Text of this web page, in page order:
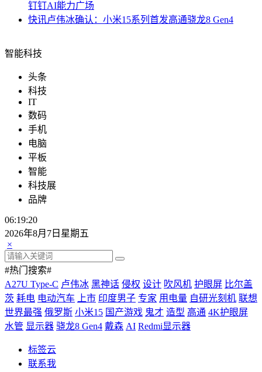
钉钉AI能力广场
快讯卢伟冰确认：小米15系列首发高通骁龙8 Gen4
智能科技
头条
科技
IT
数码
手机
电脑
平板
智能
科技展
品牌
06:19:21
2026年8月7日星期五
×
#热门搜索#
A27U Type-C 卢伟冰 黑神话 侵权 设计 吹风机 护眼屏 比尔盖
茨 耗电 电动汽车 上市 印度男子 专家 用电量 自研光刻机 联想
世界最强 俄罗斯 小米15 国产游戏 鬼才 造型 高通 4K护眼屏
水管 显示器 骁龙8 Gen4 戴森 AI Redmi显示器
标签云
联系我